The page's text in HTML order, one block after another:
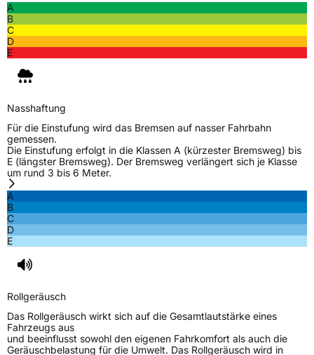
A
B
C
D
E
Nasshaftung
Für die Einstufung wird das Bremsen auf nasser Fahrbahn
gemessen.
Die Einstufung erfolgt in die Klassen A (kürzester Bremsweg) bis
E (längster Bremsweg). Der Bremsweg verlängert sich je Klasse
um rund 3 bis 6 Meter.
A
B
C
D
E
Rollgeräusch
Das Rollgeräusch wirkt sich auf die Gesamtlautstärke eines
Fahrzeugs aus
und beeinflusst sowohl den eigenen Fahrkomfort als auch die
Geräuschbelastung für die Umwelt. Das Rollgeräusch wird in